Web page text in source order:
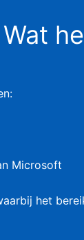
Wat
Microsoft
het